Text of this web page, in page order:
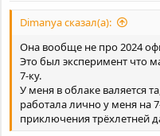
Dimanya сказал(а):
Она вообще не про 2024
Это был эксперимент что
7-ку.
У меня в облаке валяется
работала лично у меня на
приключения трёхлетней